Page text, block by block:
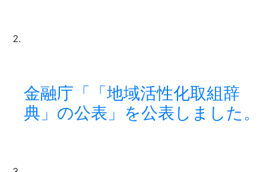
金融庁「「地域活性化取組辞
典」の公表」を公表しました。